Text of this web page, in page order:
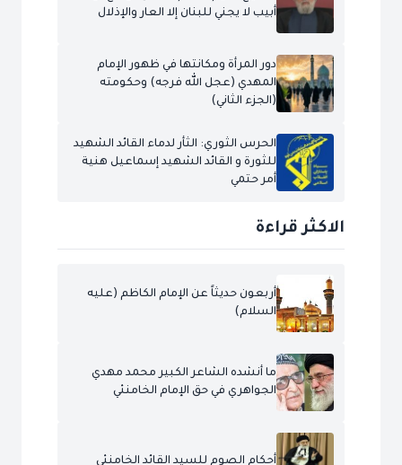
أبيب لا يجني للبنان إلا العار والإذلال
دور المرأة ومكانتها في ظهور الإمام
المهدي (عجل الله فرجه) وحكومته
(الجزء الثاني)
الحرس الثوري: الثأر لدماء القائد الشهيد
للثورة و القائد الشهيد إسماعيل هنية
أمر حتمي
الاكثر قراءة
أربعون حديثاً عن الإمام الكاظم (عليه
السلام)
ما أنشده الشاعر الكبير محمد مهدي
الجواهري في حق الإمام الخامنئي
أحكام الصوم للسيد القائد الخامنئي